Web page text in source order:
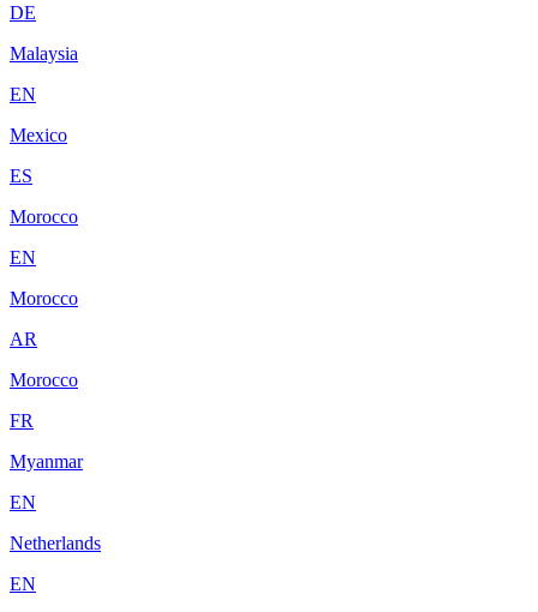
DE
Malaysia
EN
Mexico
ES
Morocco
EN
Morocco
AR
Morocco
FR
Myanmar
EN
Netherlands
EN